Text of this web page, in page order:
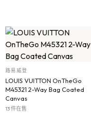
路易威登
LOUIS VUITTON OnTheGo
M45321 2-Way Bag Coated
Canvas
13 件在售